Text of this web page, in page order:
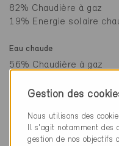
82% Chaudière à gaz
19% Energie solaire
Eau chaude
56% Chaudière à gaz
Gestion des
Nous utilisons des
Il s'agit notamment des
gestion de nos objectifs